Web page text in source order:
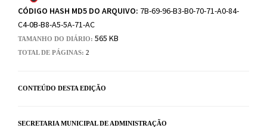
CÓDIGO HASH MD5 DO ARQUIVO: 7B-69-96-B3-B0-70-71-A0-84-
C4-0B-B8-A5-5A-71-AC
TAMANHO DO DIÁRIO: 565 KB
TOTAL DE PÁGINAS: 2
CONTEÚDO DESTA EDIÇÃO
SECRETARIA MUNICIPAL DE ADMINISTRAÇÃO